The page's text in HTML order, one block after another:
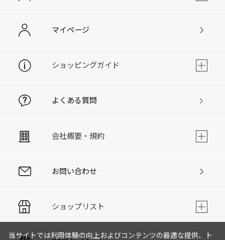
マイページ
ショッピングガイド
よくある質問
会社概要・規約
お問い合わせ
ショップリスト
当サイトでは利用体験の向上およびコンテンツの最適な提供、ト